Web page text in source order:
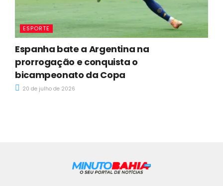
ESPORTE
Espanha bate a Argentina na
prorrogação e conquista o
bicampeonato da Copa
20 de julho de 2026